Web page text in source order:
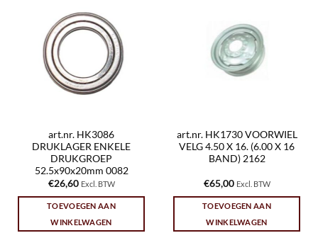
art.nr. HK3086
DRUKLAGER ENKELE
DRUKGROEP
52.5x90x20mm 0082
€26,60 Excl. BTW
TOEVOEGEN AAN
WINKELWAGEN
art.nr. HK1730 VOORWIEL
VELG 4.50 X 16. (6.00 X 16
BAND) 2162
€65,00 Excl. BTW
TOEVOEGEN AAN
WINKELWAGEN